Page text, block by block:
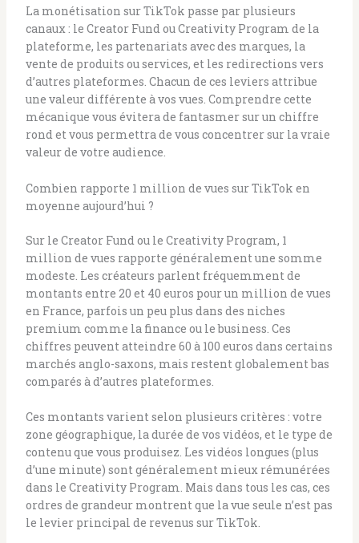
La monétisation sur TikTok passe par plusieurs
canaux : le Creator Fund ou Creativity Program de la
plateforme, les partenariats avec des marques, la
vente de produits ou services, et les redirections vers
d’autres plateformes. Chacun de ces leviers attribue
une valeur différente à vos vues. Comprendre cette
mécanique vous évitera de fantasmer sur un chiffre
rond et vous permettra de vous concentrer sur la vraie
valeur de votre audience.
Combien rapporte 1 million de vues sur TikTok en
moyenne aujourd’hui ?
Sur le Creator Fund ou le Creativity Program, 1
million de vues rapporte généralement une somme
modeste. Les créateurs parlent fréquemment de
montants entre 20 et 40 euros pour un million de vues
en France, parfois un peu plus dans des niches
premium comme la finance ou le business. Ces
chiffres peuvent atteindre 60 à 100 euros dans certains
marchés anglo-saxons, mais restent globalement bas
comparés à d’autres plateformes.
Ces montants varient selon plusieurs critères : votre
zone géographique, la durée de vos vidéos, et le type de
contenu que vous produisez. Les vidéos longues (plus
d’une minute) sont généralement mieux rémunérées
dans le Creativity Program. Mais dans tous les cas, ces
ordres de grandeur montrent que la vue seule n’est pas
le levier principal de revenus sur TikTok.